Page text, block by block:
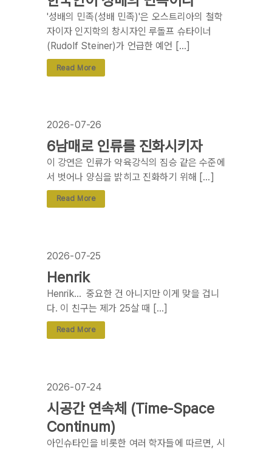
'성배의 민족(성배 민족)'은 오스트리아의 철학
자이자 인지학의 창시자인 루돌프 슈타이너
(Rudolf Steiner)가 언급한 예언 […]
Read More
2026-07-26
6남매로 인류를 진화시키자
이 강연은 인류가 약육강식의 짐승 같은 수준에
서 벗어나 양심을 밝히고 진화하기 위해 […]
Read More
2026-07-25
Henrik
Henrik… 중요한 건 아니지만 이게 맞을 겁니
다. 이 친구는 제가 25살 때 […]
Read More
2026-07-24
시공간 연속체 (Time-Space
Continum)
아인슈타인을 비롯한 여러 학자들에 따르면, 시